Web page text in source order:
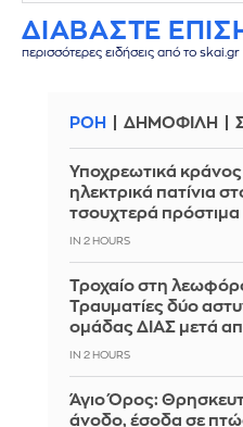
ΔΙΑΒΑΣΤΕ
περισσότερες ειδήσεις από το skai.gr
ΡΟΗ ΔΗΜΟΦΙΛΗ
Υποχρεωτικά κράνος
ηλεκτρικά πατίνια
τσουχτερά πρόστιμα
IN 2 HOURS
Τροχαίο στη
Τραυματίες δύο
ομάδας ΔΙΑΣ μετά
IN 2 HOURS
Άγιο Όρος:
άνοδο, έσοδα σε